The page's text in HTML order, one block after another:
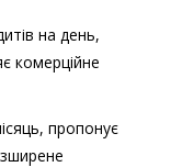
на день,
комерційне
пропонує